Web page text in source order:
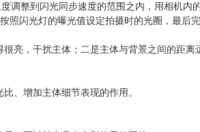
调整到闪光同步速度的范围之内，用相机内
闪光灯的曝光值设定拍摄时的光圈，最后完
亮，干扰主体；二是主体与背景之间的距离
、增加主体细节表现的作用。